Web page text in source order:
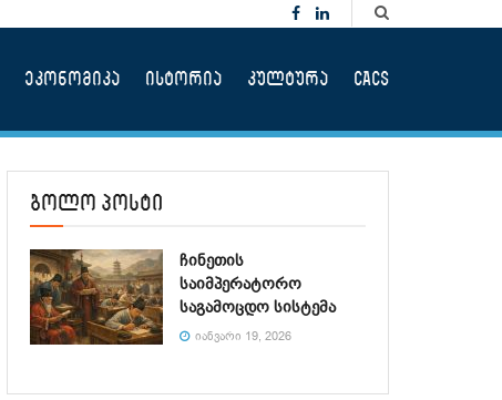
ეკონომიკა ისტორია კულტურა CACS
ბოლო პოსტი
ჩინეთის
საიმპერატორო
საგამოცდო სისტემა
ᲘᲐᲜᲕᲐᲠᲘ 19, 2026